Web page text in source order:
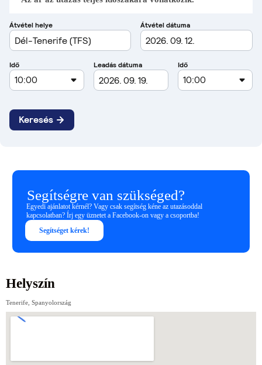
Segítségre van szükséged?
Egyedi ajánlatot kérnél? Vagy csak segítség kéne az utazásoddal
kapcsolatban? Írj egy üznetet a Facebook-on vagy a csoportba!
Segítséget kérek!
Helyszín
Tenerife, Spanyolország